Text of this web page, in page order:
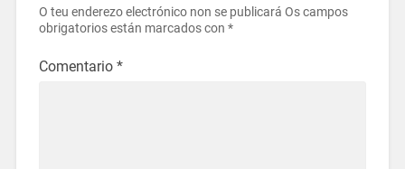
O teu enderezo electrónico non se publicará Os campos
obrigatorios están marcados con *
Comentario *